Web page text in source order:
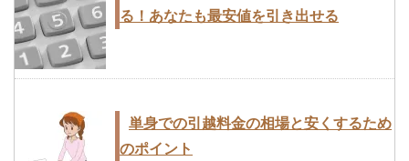
引越し後の生活をスムーズにする地域ル
引越し費用は交渉テクニックで安くな
原付・小型～中型・大型バイクを引っ越
引越し業者とのトラブル事例を知って未
引越しの荷造りは部屋単位で行なうのが
る！あなたも最安値を引き出せる
単身での引越料金の相場と安くするため
のポイント